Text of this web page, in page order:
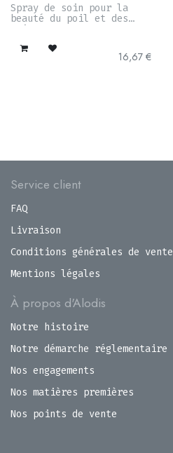
Spray de soin pour la
beauté du poil et des
crins
16,67€
Service client
FAQ
Livraison
Conditions générales de vente
Mentions légales
À propos d'Alodis
Notre histoire
Notre démarche réglementaire
Nos engagements
Nos matières premières
Nos points de vente